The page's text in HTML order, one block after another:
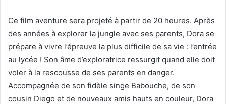
Ce film aventure sera projeté à partir de 20 heures. Après
des années à explorer la jungle avec ses parents, Dora se
prépare à vivre l’épreuve la plus difficile de sa vie : l’entrée
au lycée ! Son âme d’exploratrice ressurgit quand elle doit
voler à la rescousse de ses parents en danger.
Accompagnée de son fidèle singe Babouche, de son
cousin Diego et de nouveaux amis hauts en couleur, Dora